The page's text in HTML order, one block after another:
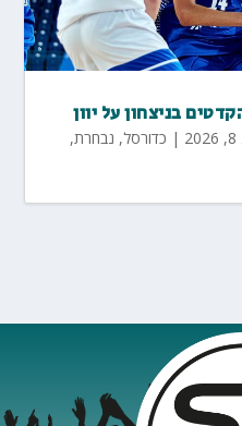
בניצחון על יוון
| כדורסל, נבחרת,